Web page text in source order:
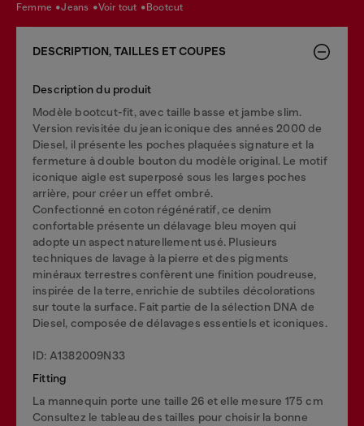
femme jeans voir tout bootcut
DESCRIPTION, TAILLES ET COUPES
Description du produit
Modèle bootcut-fit, avec taille basse et jambe slim.
Version revisitée du jean iconique des années 2000 de
Diesel, il présente les poches plaquées signature et la
fermeture à double bouton du modèle original. Le motif
iconique aigle est superposé sous les larges poches
arrière, pour créer un effet ombré.
Confectionné en coton régénératif, ce denim
confortable présente un délavage bleu moyen qui
adopte un aspect naturellement usé. Plusieurs
techniques de lavage à la pierre et des pigments
minéraux terrestres confèrent une finition poudreuse,
inspirée de la terre, enrichie de subtiles décolorations
sur toute la surface. Fait partie de la sélection DNA de
Diesel, composée de délavages essentiels et iconiques.
ID: A1382009N33
Fitting
La mannequin porte une taille 26 et elle mesure 175 cm
Consultez le tableau des tailles pour choisir la bonne